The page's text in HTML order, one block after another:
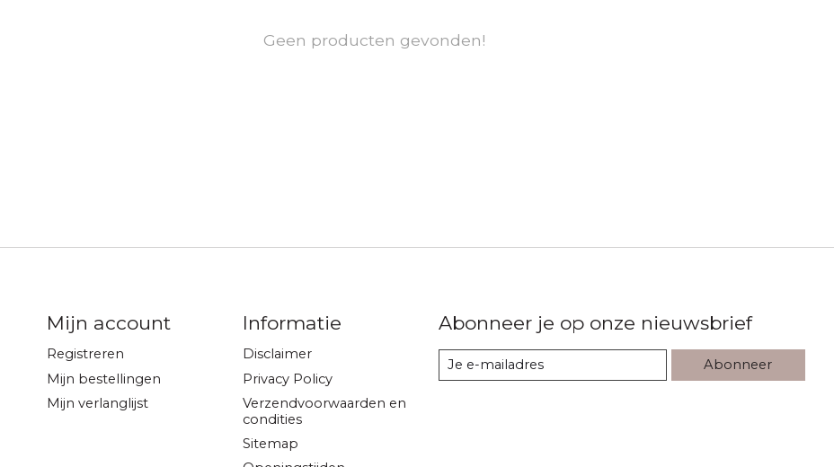
Geen producten gevonden!
Mijn account
Registreren
Mijn bestellingen
Mijn verlanglijst
Informatie
Disclaimer
Privacy Policy
Verzendvoorwaarden en
condities
Sitemap
Abonneer je op onze nieuwsbrief
Abonneer